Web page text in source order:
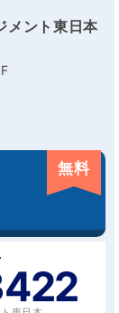
メント東日本
無料